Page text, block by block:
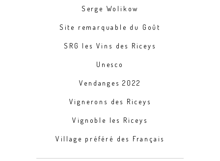
Serge Wolikow
Site remarquable du Goût
SRG les Vins des Riceys
Unesco
Vendanges 2022
Vignerons des Riceys
Vignoble les Riceys
Village préféré des Français